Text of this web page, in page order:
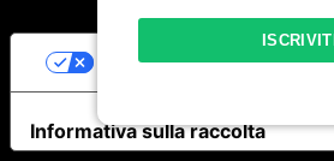
Informativa sulla raccolta
LE TUE PREFERENZE
ISCRIVITI